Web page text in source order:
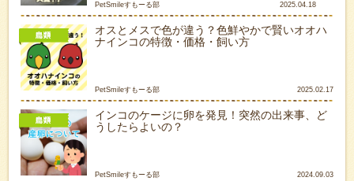
PetSmileすもーる部 2025.04.18
オスとメスで色が違う？色鮮やかで賢いオオハ
ナインコの特徴・価格・飼い方
PetSmileすもーる部 2025.02.17
インコのケージに卵を発見！突然の出来事、ど
うしたらよいの？
PetSmileすもーる部 2024.09.03